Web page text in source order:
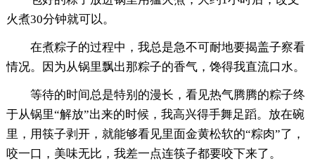
火煮30分钟就可以。
在煮粽子的过程中，我总是急不可耐地要揭盖子察看
情况。因为从锅里飘出那粽子的香气，馋得我直流口水。
等待的时间总是特别的漫长，看见热气腾腾的粽子终
于从锅里“解放”出来的时候，我高兴得手舞足蹈。放在碗
里，用筷子剥开，就能够看见里面金黄松软的“粽肉”了，
咬一口，美味无比，我差一点连筷子都要咬下来了。